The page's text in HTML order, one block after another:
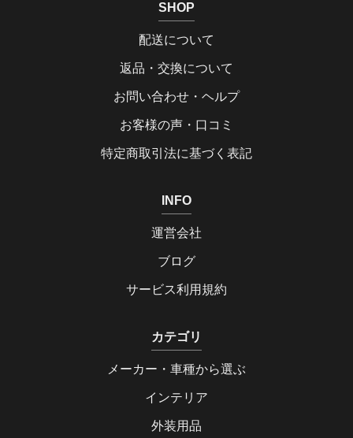
SHOP
配送について
返品・交換について
お問い合わせ・ヘルプ
お客様の声・口コミ
特定商取引法に基づく表記
INFO
運営会社
ブログ
サービス利用規約
カテゴリ
メーカー・車種から選ぶ
インテリア
外装用品